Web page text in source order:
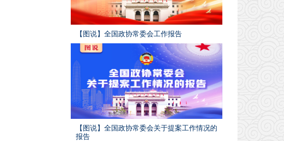
【图说】全国政协常委会工作报告
【图说】全国政协常委会关于提案工作情况的
报告